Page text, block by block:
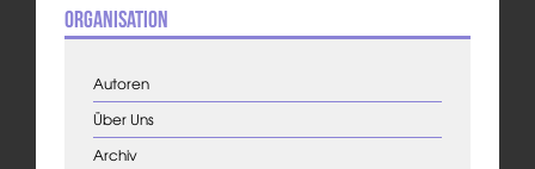
Organisation
Autoren
Über Uns
Archiv